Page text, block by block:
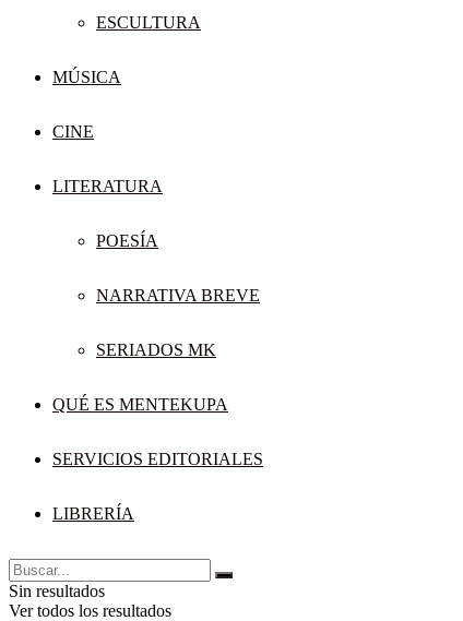
ESCULTURA
MÚSICA
CINE
LITERATURA
POESÍA
NARRATIVA BREVE
SERIADOS MK
QUÉ ES MENTEKUPA
SERVICIOS EDITORIALES
LIBRERÍA
Sin resultados
Ver todos los resultados